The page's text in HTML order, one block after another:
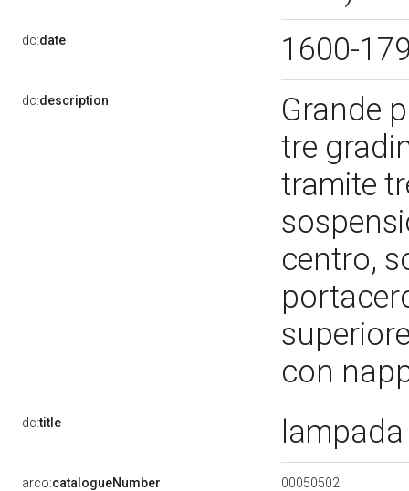
dc:date 1600-
dc:description
Grande
tre
tramite
centro,
con
dc:title
arco:catalogueNumber 00050502